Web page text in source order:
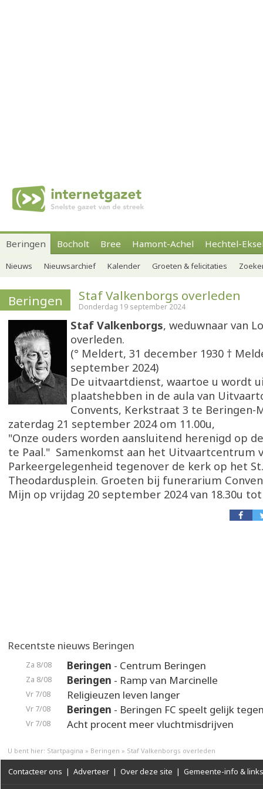
Beringen Bocholt Bree Hamont-Achel Hechtel-
Nieuws Nieuwsarchief Kalender Groeten & felicitaties
Beringen Staf Valkenborgs overleden
Donderdag 19 september 2024
Staf Valkenborgs, weduwnaar van
overleden.
(° Meldert, 31 december 1930 †
september 2024)
De uitvaartdienst, waartoe u wordt
plaatshebben in de aula van
Convents, Kerkstraat 3 te Beringen-
zaterdag 21 september 2024 om 11.00u,
"Onze ouders worden aansluitend herenigd op
te Paal." Samenkomst aan het Uitvaartcentrum
Parkeergelegenheid tegenover de kerk op het
Theodardusplein. Groeten bij funerarium
Mijn op vrijdag 20 september 2024 van 18.30u tot
Recentste nieuws Beringen
Za 8/08 Beringen - Centrum Beringen
Za 8/08 Beringen - Ramp van Marcinelle
Vr 7/08 Religieuzen leven langer
Vr 7/08 Beringen - Beringen FC speelt gelijk
Vr 7/08 Acht procent meer vluchtmisdrijven
U bent hier: Startpagina » Beringen » Staf Valkenborgs overleden
Contacteer ons | Adverteer | Over deze site | Gemeente-info & links